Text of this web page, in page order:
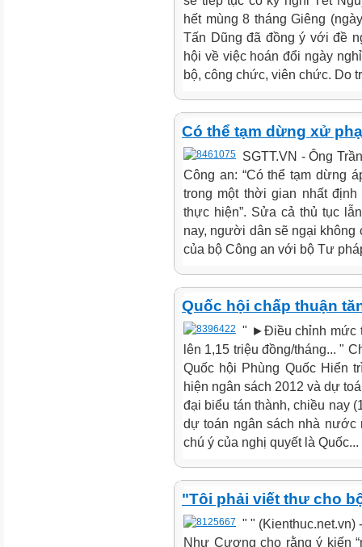
hết mùng 8 tháng Giêng
Tấn Dũng đã đồng ý với đề
hội về việc hoán đổi ngày
bộ, công chức, viên chức. Do
Có thể tạm dừng xử
SGTT.VN - Ông
Công an: “Có thể tạm dừng
trong một thời gian nhất
thực hiện”. Sửa cả thủ tục
nay, người dân sẽ ngại không
của bộ Công an với bộ Tư
Quốc hội chấp thuận
" ►Điều chỉnh mức
lên 1,15 triệu đồng/tháng... "
Quốc hội Phùng Quốc Hiển
hiện ngân sách 2012 và dự
đại biểu tán thành, chiều nay
dự toán ngân sách nhà nước
chú ý của nghị quyết là Quốc...
"Tôi phải viết thư cho
" " (Kienthuc.net.vn)
Như Cương cho rằng ý kiến